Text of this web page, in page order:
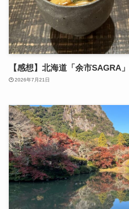
【感想】北海道「余市SAGRA
2026年7月21日